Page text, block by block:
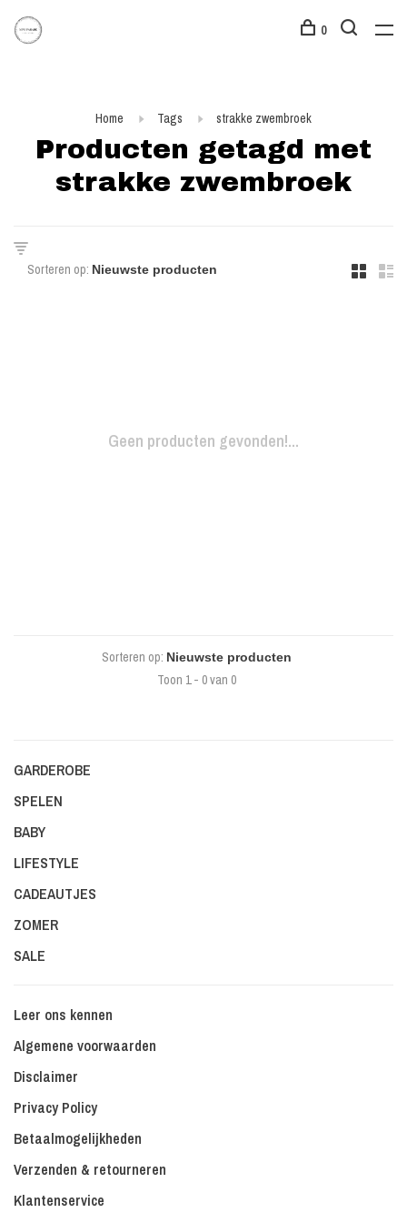
0
Home Tags strakke zwembroek
Producten getagd met
strakke zwembroek
Sorteren op:
Geen producten gevonden!...
Sorteren op:
Toon 1 - 0 van 0
GARDEROBE
SPELEN
BABY
LIFESTYLE
CADEAUTJES
ZOMER
SALE
Leer ons kennen
Algemene voorwaarden
Disclaimer
Privacy Policy
Betaalmogelijkheden
Verzenden & retourneren
Klantenservice